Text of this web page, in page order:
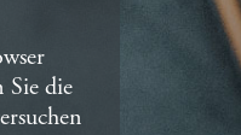
Sie die